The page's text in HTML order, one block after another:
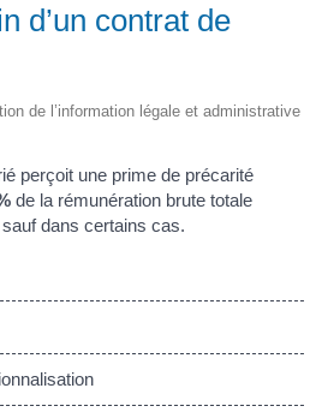
d’un contrat de
de l’information légale et administrative
perçoit une prime de précarité
de la rémunération brute totale
dans certains cas.